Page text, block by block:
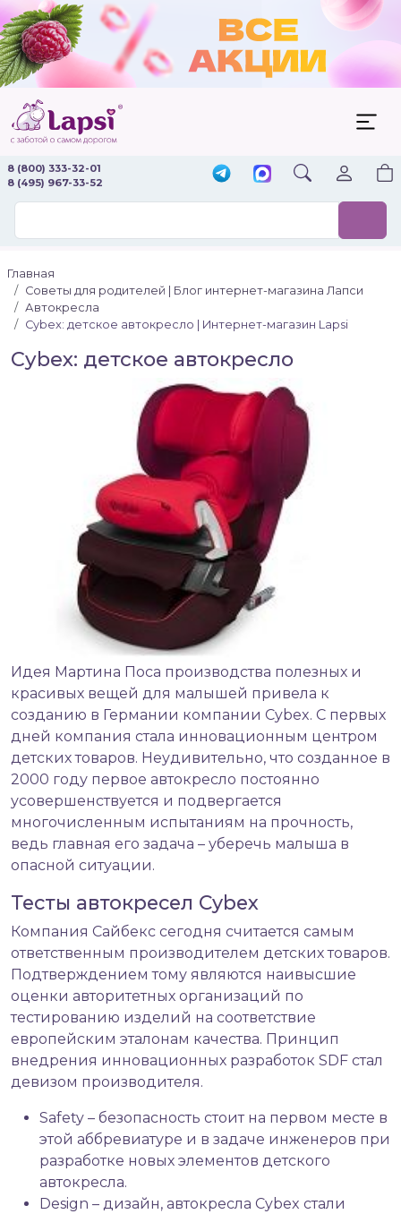
8 (800) 333-32-01
8 (495) 967-33-52
Главная
Советы для родителей | Блог интернет-магазина Лапси
Автокресла
Сybex: детское автокресло | Интернет-магазин Lapsi
Сybex: детское автокресло
Идея Мартина Поса производства полезных и
красивых вещей для малышей привела к
созданию в Германии компании Cybex. С первых
дней компания стала инновационным центром
детских товаров. Неудивительно, что созданное в
2000 году первое автокресло постоянно
усовершенствуется и подвергается
многочисленным испытаниям на прочность,
ведь главная его задача – уберечь малыша в
опасной ситуации.
Тесты автокресел Cybex
Компания Сайбекс сегодня считается самым
ответственным производителем детских товаров.
Подтверждением тому являются наивысшие
оценки авторитетных организаций по
тестированию изделий на соответствие
европейским эталонам качества. Принцип
внедрения инновационных разработок SDF стал
девизом производителя.
Safety – безопасность стоит на первом месте в
этой аббревиатуре и в задаче инженеров при
разработке новых элементов детского
автокресла.
Design – дизайн, автокресла Cybex стали